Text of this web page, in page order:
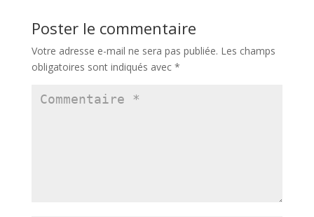
Poster le commentaire
Votre adresse e-mail ne sera pas publiée. Les champs
obligatoires sont indiqués avec *